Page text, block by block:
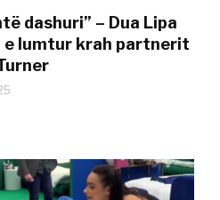
dashuri” – Dua Lipa
e lumtur krah partnerit